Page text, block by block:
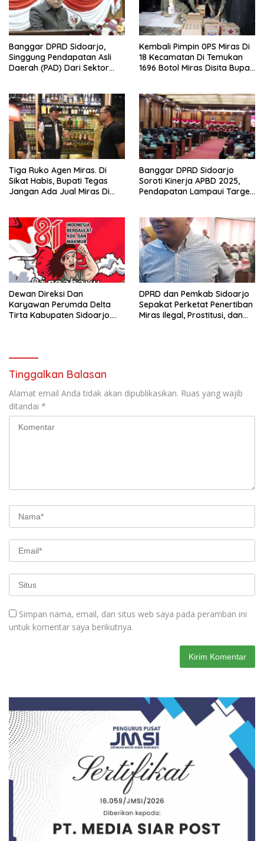
Banggar DPRD Sidoarjo,
Singgung Pendapatan Asli
Daerah (PAD) Dari Sektor
Evaluasi Secara Menyeluruh
Kembali Pimpin 0PS Miras Di
18 Kecamatan Di Temukan
1696 Botol Miras Disita Bupati
Tiga Ruko Agen Miras. Di
Sikat Habis, Bupati Tegas
Jangan Ada Jual Miras Di
Banggar DPRD Sidoarjo
Soroti Kinerja APBD 2025,
Pendapatan Lampaui Target
Dewan Direksi Dan
Karyawan Perumda Delta
Tirta Kabupaten Sidoarjo.
Agustus Tahun 2026
DPRD dan Pemkab Sidoarjo
Sepakat Perketat Penertiban
Miras Ilegal, Prostitusi, dan
Tinggalkan Balasan
Alamat email Anda tidak akan dipublikasikan. Ruas yang wajib
ditandai *
Simpan nama, email, dan situs web saya pada peramban ini
untuk komentar saya berikutnya.